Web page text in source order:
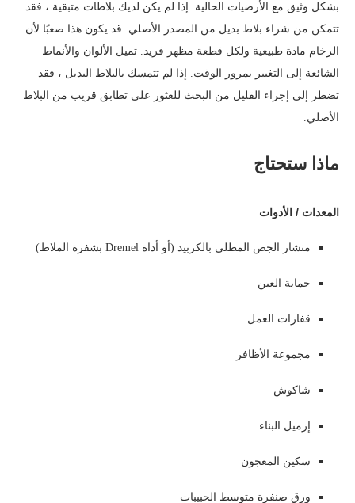
بشكل وثيق مع الأرضيات الحالية. إذا لم يكن لديك بلاطات متبقية ، فقد
تتمكن من شراء بلاط بديل من المصدر الأصلي. قد يكون هذا صعبًا لأن
الرخام مادة طبيعية ولكل قطعة مظهر فريد. تميل الألوان والأنماط
الشائعة إلى التغيير بمرور الوقت. إذا لم تتمسك بالبلاط البديل ، فقد
تضطر إلى إجراء القليل من البحث للعثور على تطابق قريب من البلاط
الأصلي.
ماذا ستحتاج
المعدات / الأدوات
منشار الجص المطلي بالكربيد (أو أداة Dremel بشفرة الملاط)
حماية العين
قفازات العمل
مجموعة الأظافر
شاكوش
إزميل البناء
سكين المعجون
ورق صنفرة متوسط ​​الحبيبات